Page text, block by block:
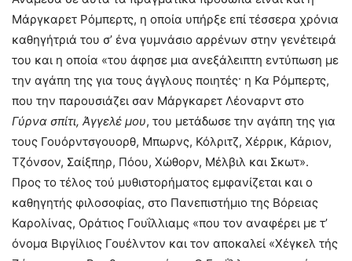
Μάργκαρετ Ρόμπερτς, η οποία υπήρξε επί τέσσερα χρόνια
καθηγήτριά του σ’ ένα γυμνάσιο αρρένων στην γενέτειρά
του και η οποία «του άφησε μια ανεξάλειπτη εντύπωση με
την αγάπη της για τους άγγλους ποιητές· η Κα Ρόμπερτς,
που την παρουσιάζει σαν Μάργκαρετ Λέοναρντ στο
Γύρνα σπίτι, Άγγελέ μου, του μετάδωσε την αγάπη της για
τους Γουόρντσγουορθ, Μπωρνς, Κόλριτζ, Χέρρικ, Κάριον,
Τζόνσον, Σαίξπηρ, Πόου, Χώθορν, Μέλβιλ και Σκωτ».
Προς το τέλος τού μυθιστορήματος εμφανίζεται και ο
καθηγητής φιλοσοφίας, στο Πανεπιστήμιο της Βόρειας
Καρολίνας, Οράτιος Γουΐλλιαμς «που τον αναφέρει με τ’
όνομα Βιργίλιος Γουέλντον και τον αποκαλεί «Χέγκελ τής